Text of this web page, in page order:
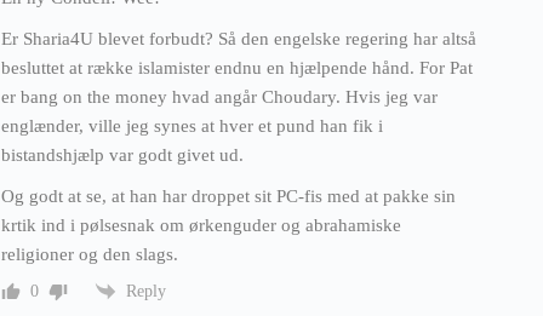
Er Sharia4U blevet forbudt? Så den engelske regering har altså
besluttet at række islamister endnu en hjælpende hånd. For Pat
er bang on the money hvad angår Choudary. Hvis jeg var
englænder, ville jeg synes at hver et pund han fik i
bistandshjælp var godt givet ud.
Og godt at se, at han har droppet sit PC-fis med at pakke sin
krtik ind i pølsesnak om ørkenguder og abrahamiske
religioner og den slags.
0 Reply